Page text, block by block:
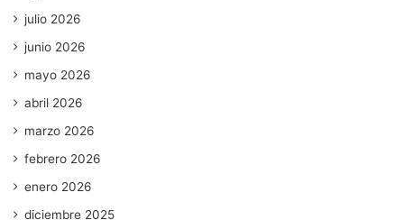
julio 2026
junio 2026
mayo 2026
abril 2026
marzo 2026
febrero 2026
enero 2026
diciembre 2025